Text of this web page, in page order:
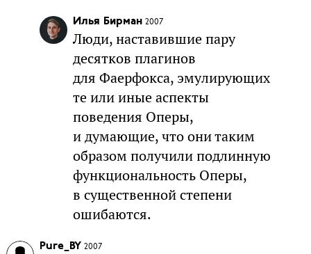
Илья Бирман 2007
Люди, наставившие пару
десятков плагинов
для Фаерфокса, эмулирующих
те или иные аспекты
поведения Оперы,
и думающие, что они таким
образом получили подлинную
функциональность Оперы,
в существенной степени
ошибаются.
Pure_BY 2007